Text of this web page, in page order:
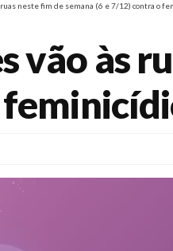
neste fim de semana (6 e 7/12) contra o
vão às